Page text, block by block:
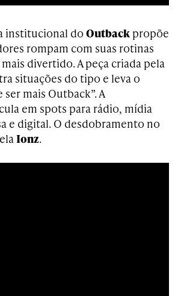
institucional do Outback propõe
rompam com suas rotinas
divertido. A peça criada pela
situações do tipo e leva o
mais Outback”. A
em spots para rádio, mídia
e digital. O desdobramento no
Ionz.